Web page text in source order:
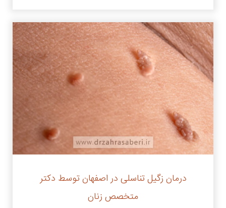
درمان زگیل تناسلی در اصفهان توسط دکتر
متخصص زنان